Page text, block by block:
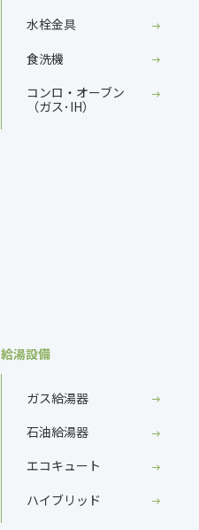
水栓金具
食洗機
コンロ・オーブン
（ガス･IH）
給湯設備
ガス給湯器
石油給湯器
エコキュート
ハイブリッド